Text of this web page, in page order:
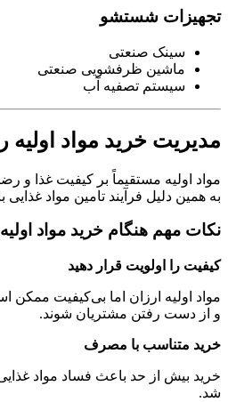
تجهیزات شستشو
سینک صنعتی
ماشین ظرفشویی صنعتی
سیستم تصفیه آب
مدیریت خرید مواد اولیه
مواد اولیه مستقیماً بر کیفیت غذا و
به همین دلیل فرآیند تامین مواد غذایی
نکات مهم هنگام خرید مواد اولیه
کیفیت را اولویت قرار دهید
مواد اولیه ارزان اما بی‌کیفیت
و از دست رفتن مشتریان شوند.
خرید متناسب با مصرف
خرید بیش از حد باعث فساد مواد
شد.